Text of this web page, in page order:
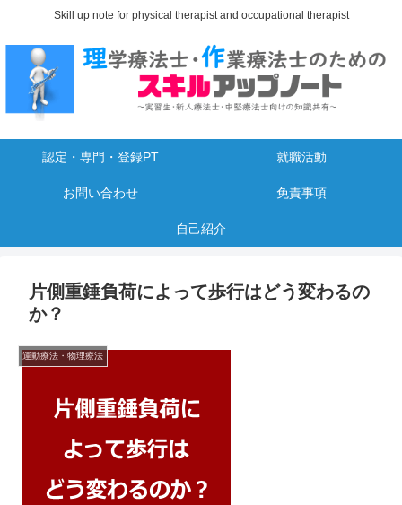
Skill up note for physical therapist and occupational therapist
認定・専門・登録PT 就職活動
お問い合わせ 免責事項
自己紹介
片側重錘負荷によって歩行はどう変わるの
か？
運動療法・物理療法